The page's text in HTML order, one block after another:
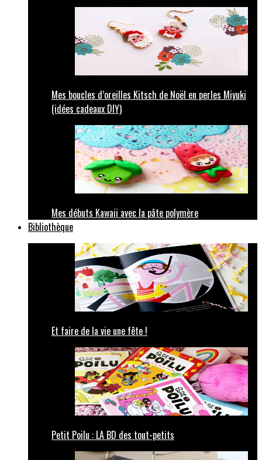
Mes boucles d’oreilles Kitsch de Noël en perles Miyuki
(idées cadeaux DIY)
Mes débuts Kawaii avec la pâte polymère
Bibliothèque
Et faire de la vie une fête !
Petit Poilu : LA BD des tout-petits